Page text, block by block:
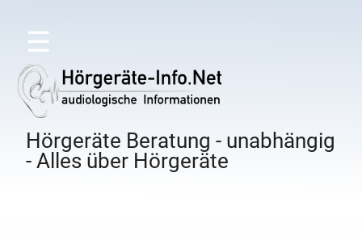
☰
Hörgeräte Beratung - unabhängig
- Alles über Hörgeräte